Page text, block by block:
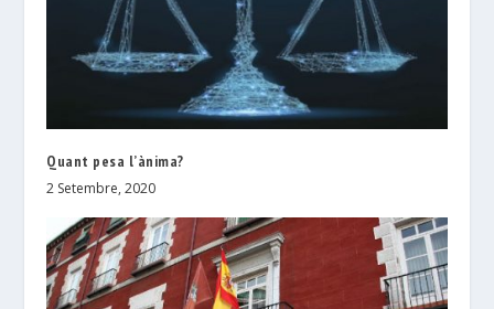
Quant pesa l’ànima?
2 Setembre, 2020